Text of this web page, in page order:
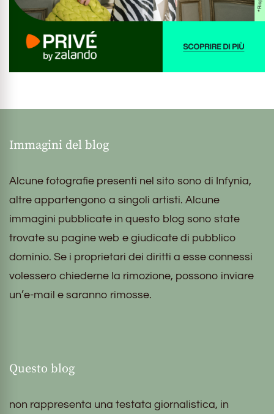
Immagini del blog
Alcune fotografie presenti nel sito sono di Infynia,
altre appartengono a singoli artisti. Alcune
immagini pubblicate in questo blog sono state
trovate su pagine web e giudicate di pubblico
dominio. Se i proprietari dei diritti a esse connessi
volessero chiederne la rimozione, possono inviare
un’e-mail e saranno rimosse.
Questo blog
non rappresenta una testata giornalistica, in